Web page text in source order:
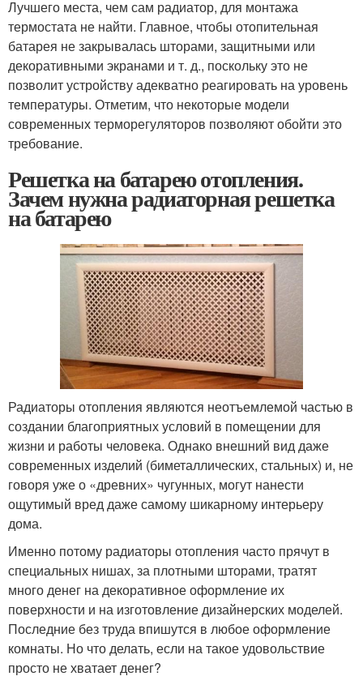
Лучшего места, чем сам радиатор, для монтажа
термостата не найти. Главное, чтобы отопительная
батарея не закрывалась шторами, защитными или
декоративными экранами и т. д., поскольку это не
позволит устройству адекватно реагировать на уровень
температуры. Отметим, что некоторые модели
современных терморегуляторов позволяют обойти это
требование.
Решетка на батарею отопления.
Зачем нужна радиаторная решетка
на батарею
Радиаторы отопления являются неотъемлемой частью в
создании благоприятных условий в помещении для
жизни и работы человека. Однако внешний вид даже
современных изделий (биметаллических, стальных) и, не
говоря уже о «древних» чугунных, могут нанести
ощутимый вред даже самому шикарному интерьеру
дома.
Именно потому радиаторы отопления часто прячут в
специальных нишах, за плотными шторами, тратят
много денег на декоративное оформление их
поверхности и на изготовление дизайнерских моделей.
Последние без труда впишутся в любое оформление
комнаты. Но что делать, если на такое удовольствие
просто не хватает денег?